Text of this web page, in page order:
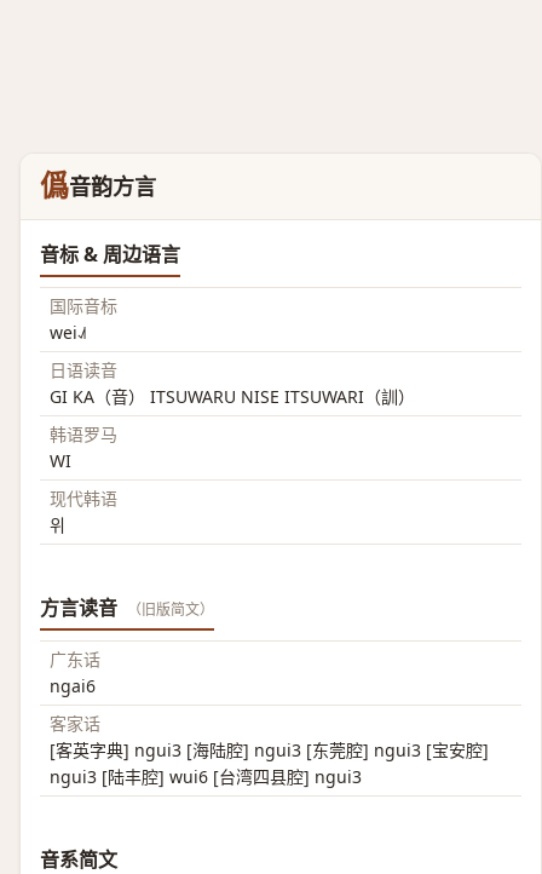
僞音韵方言
音标 & 周边语言
国际音标
wei˨˩˦
日语读音
GI KA（音） ITSUWARU NISE ITSUWARI（訓）
韩语罗马
WI
现代韩语
위
方言读音 （旧版简文）
广东话
ngai6
客家话
[客英字典] ngui3 [海陆腔] ngui3 [东莞腔] ngui3 [宝安腔]
ngui3 [陆丰腔] wui6 [台湾四县腔] ngui3
音系简文